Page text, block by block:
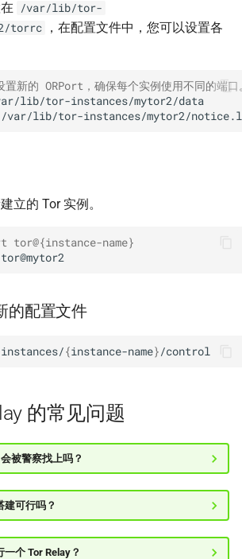
/var/lib/tor-
torrc
，在配置文件中，您可以设置各
置新的 ORPort，确保每个实例使用不同的端口
lib/tor-instances/mytor2/data
立的 Tor 实例。
name}
的配置文件
{instance-name}
的常见问题
被警察找上吗？
建可行吗？
个 Tor Relay？